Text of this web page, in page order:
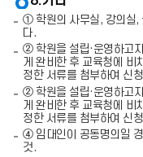
① 학원의 사무실, 강의실,
다.
② 학원을 설립·운영하고
게 완비한 후 교육청에 비
정한 서류를 첨부하여 신
② 학원을 설립·운영하고
게 완비한 후 교육청에 비
정한 서류를 첨부하여 신
④ 임대인이 공동명의일
것.